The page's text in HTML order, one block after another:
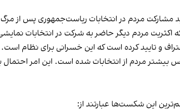
تضعیف جمهوری اسلامی در سال ۱۴۰۳، کاهش شدید مشارکت مردم در انتخابات
اکثریت مردم دیگر حاضر به شرکت در انتخابات
و تایید کرده است که این خسرانی برای نظام
بیشتر مردم از انتخابات شده است. این امر احتمال